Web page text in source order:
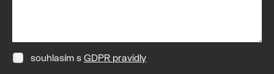
souhlasím s GDPR pravidly